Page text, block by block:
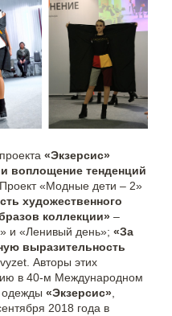
«Экзерсис»
воплощение тенденций
«Модные дети – 2»
художественного
коллекции» –
и «Ленивый день»; «За
выразительность
Авторы этих
в 40-м Международном
одежды «Экзерсис»,
2018 года в